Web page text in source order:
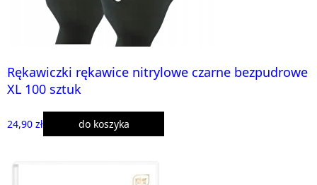
Rękawiczki rękawice nitrylowe czarne bezpudrowe
XL 100 sztuk
24,90 zł do koszyka